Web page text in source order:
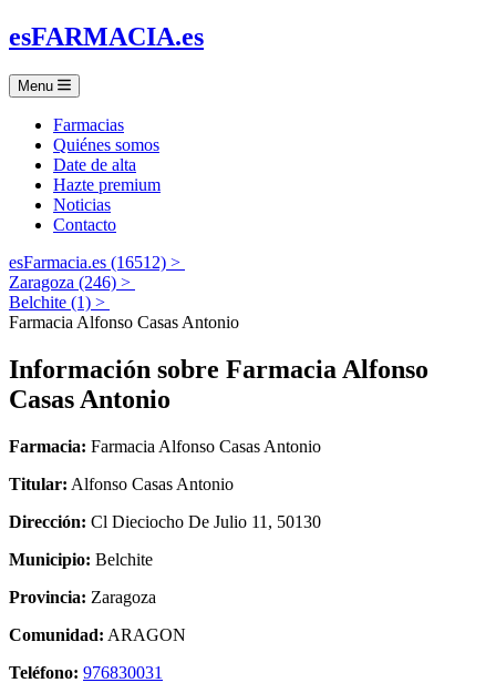
esFARMACIA.es
Menu
Farmacias
Quiénes somos
Date de alta
Hazte premium
Noticias
Contacto
esFarmacia.es (16512) >
Zaragoza (246) >
Belchite (1) >
Farmacia Alfonso Casas Antonio
Información sobre Farmacia Alfonso
Casas Antonio
Farmacia: Farmacia Alfonso Casas Antonio
Titular: Alfonso Casas Antonio
Dirección: Cl Dieciocho De Julio 11, 50130
Municipio: Belchite
Provincia: Zaragoza
Comunidad: ARAGON
Teléfono: 976830031